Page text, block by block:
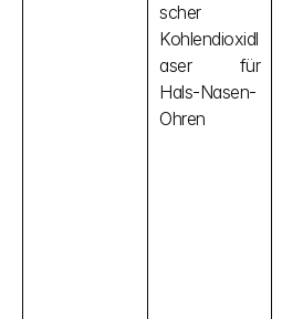
scher
Kohlendioxidl
aser für
Hals-Nasen-
Ohren